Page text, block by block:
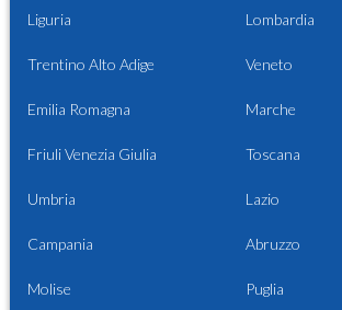
Liguria Lombardia
Trentino Alto Adige Veneto
Emilia Romagna Marche
Friuli Venezia Giulia Toscana
Umbria Lazio
Campania Abruzzo
Molise Puglia